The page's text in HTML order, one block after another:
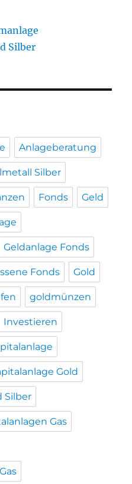
Silber
Anlageberatung
Silber
Fonds Geld
Geldanlage Fonds
Fonds Gold
goldmünzen
Investieren
Gold
Silber
Gas